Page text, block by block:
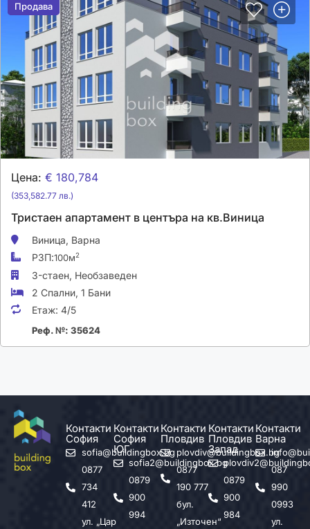
Продава
Продава
Цена: € 180,784
(353,582.77 лв.)
Тристаен апартамент в центъра на кв.Виница
Виница, Варна
РЗП:100м2
3-стаен, Необзаведен
2 Спални, 1 Бани
Етаж: 4/5
Реф. №: 35624
Контакти
София
sofia@buildingbox.bg
0877
734
412
ул. „Цар
Контакти
София
ЮГ
sofia2@buildingbox.bg
0879
900
994
Контакти
Пловдив
plovdiv@buildingbox.bg
0877
190 777
бул.
„Източен“
Контакти
Пловдив
Запад
0879
900
984
Контакти
Варна
087
990
0993
ул.